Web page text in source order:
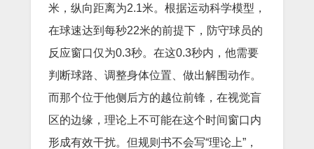
米，纵向距离为2.1米。根据运动科学模型，
在球速达到每秒22米的前提下，防守球员的
反应窗口仅为0.3秒。在这0.3秒内，他需要
判断球路、调整身体位置、做出解围动作。
而那个位于他侧后方的越位前锋，在视觉盲
区的边缘，理论上不可能在这个时间窗口内
形成有效干扰。但规则书不会写“理论上”，